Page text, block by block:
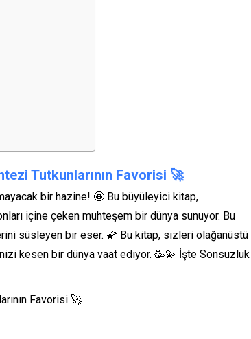
Tutkunlarının Favorisi 🚀
bir hazine! 🤩 Bu büyüleyici kitap,
içine çeken muhteşem bir dünya sunuyor. Bu
süsleyen bir eser. 🌠 Bu kitap, sizleri olağanüstü
kesen bir dünya vaat ediyor. 🥳💫 İşte Sonsuzluk